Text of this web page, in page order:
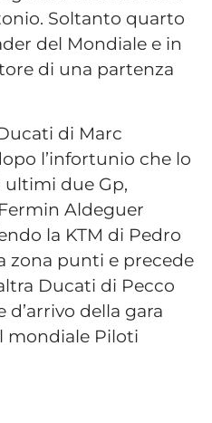
Soltanto quarto
del Mondiale e in
di una partenza
di Marc
l’infortunio che lo
due Gp,
Aldeguer
la KTM di Pedro
zona punti e precede
Ducati di Pecco
d’arrivo della gara
mondiale Piloti